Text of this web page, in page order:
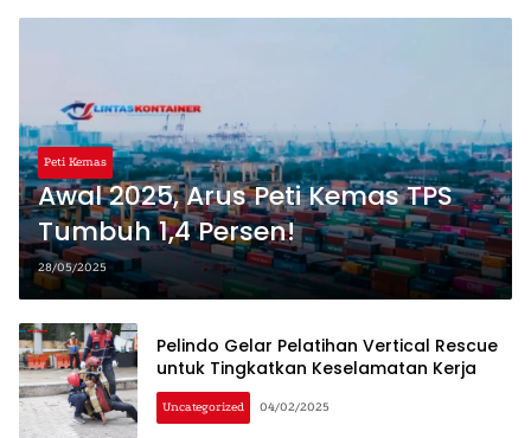
Peti Kemas
Awal 2025, Arus Peti Kemas TPS
Tumbuh 1,4 Persen!
28/05/2025
Pelindo Gelar Pelatihan Vertical Rescue
untuk Tingkatkan Keselamatan Kerja
Uncategorized 04/02/2025